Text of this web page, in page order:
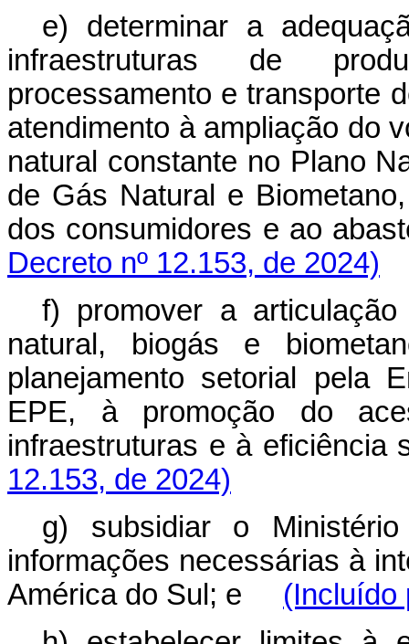
e) determinar a
infraestruturas de
processamento e transporte
atendimento à ampliação do
natural constante no Plano
de Gás Natural e
dos consumidores e ao
Decreto nº 12.153, de 2024)
f) promover a
natural, biogás e
planejamento setorial pela
EPE, à promoção do
infraestruturas e à
12.153, de 2024)
g) subsidiar o
informações necessárias à
América do Sul; e (Incluído